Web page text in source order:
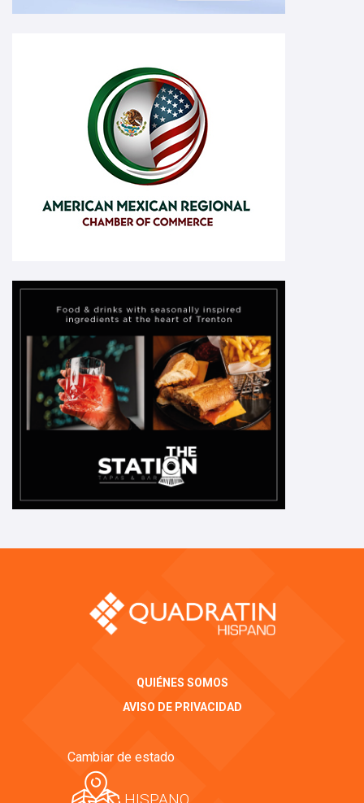
QUIÉNES SOMOS
AVISO DE PRIVACIDAD
Cambiar de estado